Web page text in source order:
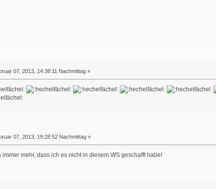
07, 2013, 14:38:11 Nachmittag »
07, 2013, 19:28:52 Nachmittag »
immer mehr, dass ich es nicht in diesem WS geschafft habe!